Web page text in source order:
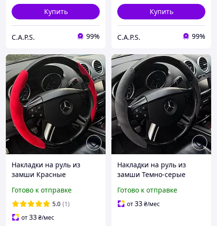
Купить
C.A.P.S. 99%
Купить
C.A.P.S. 99%
Накладки на руль из
замши Красные
Готово к отправке
5.0 (1)
от33₴/мес
Накладки на руль из
замши Темно-серые
Готово к отправке
от33₴/мес